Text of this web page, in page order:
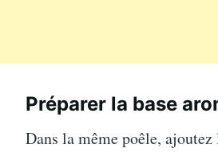
Préparer la base
Dans la même poêle, ajoutez